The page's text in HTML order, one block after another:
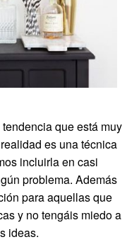
que está muy
es una técnica
incluirla en casi
problema. Además
para aquellas que
y no tengáis miedo a
ideas.